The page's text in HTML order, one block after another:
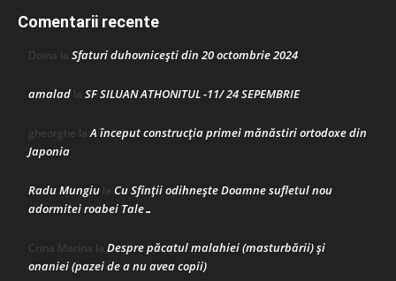
Comentarii recente
Doina la Sfaturi duhovnicești din 20 octombrie 2024
amalad la SF SILUAN ATHONITUL -11/ 24 SEPEMBRIE
gheorghe laA început construcţia primei mănăstiri ortodoxe din
Japonia
Radu Mungiu la Cu Sfinții odihnește Doamne sufletul nou
adormitei roabei Tale…
Crina Marina la Despre păcatul malahiei (masturbării) şi
onaniei (pazei de a nu avea copii)